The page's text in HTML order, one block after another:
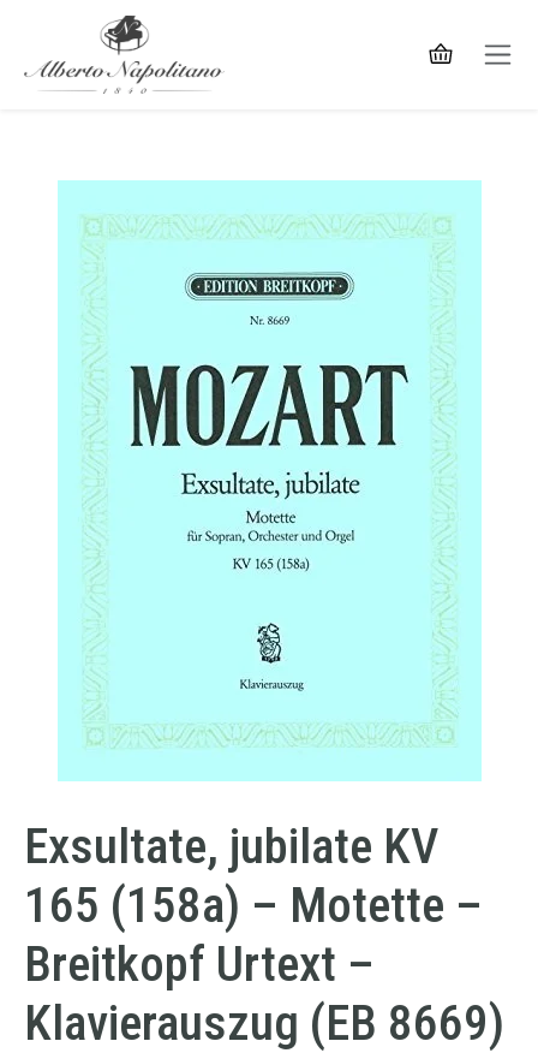
Exsultate, jubilate KV
165 (158a) – Motette –
Breitkopf Urtext –
Klavierauszug (EB 8669)